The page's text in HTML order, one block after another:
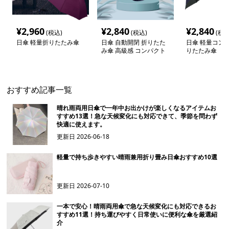
¥2,960(税込)
日傘 軽量折りたたみ傘
¥2,840(税込)
日傘 自動開閉 折りたた
み傘 高級感 コンパクト
¥2,840(税
日傘 軽量コン
りたたみ傘
おすすめ記事一覧
晴れ雨両用日傘で一年中お出かけが楽しくなるアイテムお
すすめ13選！急な天候変化にも対応できて、季節を問わず
快適に使えます。
更新日2026-06-18
軽量で持ち歩きやすい晴雨兼用折り畳み日傘おすすめ10選
更新日2026-07-10
一本で安心！晴雨両用傘で急な天候変化にも対応できるお
すすめ11選！持ち運びやすく日常使いに便利な傘を厳選紹
介